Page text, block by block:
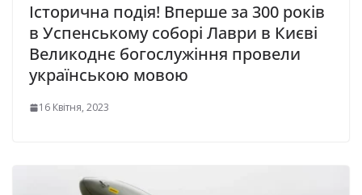
Історична подія! Вперше за 300 років
в Успенському соборі Лаври в Києві
Великоднє богослужіння провели
українською мовою
16 Квітня, 2023